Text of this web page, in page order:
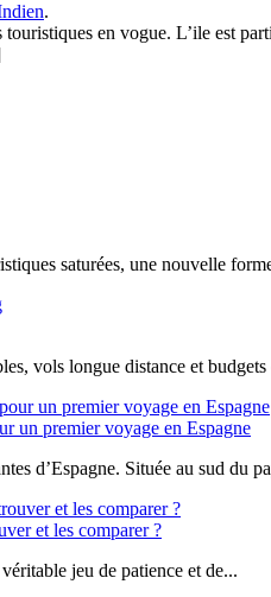
.
en vogue. L’ile est
saturées, une nouvelle
vols longue distance et budgets
un premier voyage en Espagne
d’Espagne. Située au sud du
et les comparer ?
jeu de patience et de...